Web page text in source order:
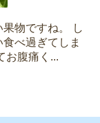
物ですね。 し
べ過ぎてしま
お腹痛く...